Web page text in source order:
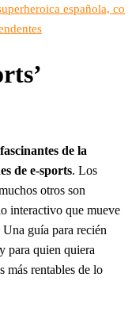
española, co
de la
de e-sports. Los
otros son
interactivo que mueve
guía para recién
para quien quiera
más rentables de lo